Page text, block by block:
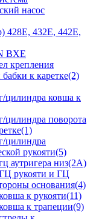
насос
428E, 432E, 442E,
BXE
крепления
к каретке(2)
цилиндра ковша к
цилиндра поворота
цилиндра
рукояти(5)
аутригера низ(2А)
рукояти и ГЦ
основания(4)
к рукояти(11)
к трапеции(9)